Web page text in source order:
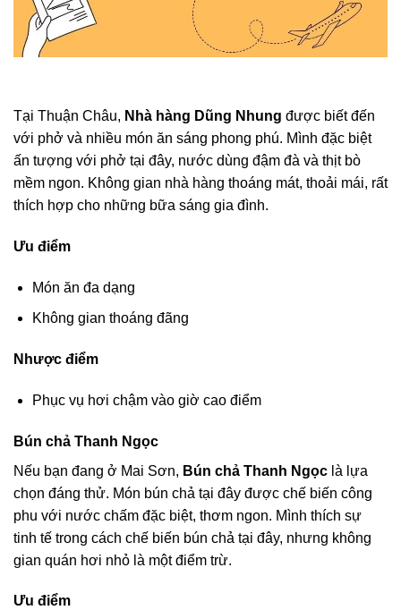
Tại Thuận Châu, Nhà hàng Dũng Nhung được biết đến
với phở và nhiều món ăn sáng phong phú. Mình đặc biệt
ấn tượng với phở tại đây, nước dùng đậm đà và thịt bò
mềm ngon. Không gian nhà hàng thoáng mát, thoải mái, rất
thích hợp cho những bữa sáng gia đình.
Ưu điểm
Món ăn đa dạng
Không gian thoáng đãng
Nhược điểm
Phục vụ hơi chậm vào giờ cao điểm
Bún chả Thanh Ngọc
Nếu bạn đang ở Mai Sơn, Bún chả Thanh Ngọc là lựa
chọn đáng thử. Món bún chả tại đây được chế biến công
phu với nước chấm đặc biệt, thơm ngon. Mình thích sự
tinh tế trong cách chế biến bún chả tại đây, nhưng không
gian quán hơi nhỏ là một điểm trừ.
Ưu điểm